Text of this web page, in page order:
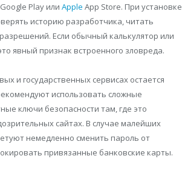
Play или Apple App Store. При установке
историю разработчика, читать
Если обычный калькулятор или
явный признак встроенного зловреда.
и государственных сервисах остается
использовать сложные
ключи безопасности там, где это
сайтах. В случае малейших
немедленно сменить пароль от
привязанные банковские карты.